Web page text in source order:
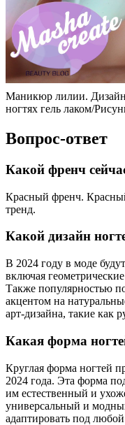
Маникюр лилии. Дизайн
ногтях гель лаком/
Вопрос-ответ
Какой френч
Красный френч.
тренд.
Какой дизайн
В 2024 году в моде
включая
Также популярностью
акцентом на
арт-дизайна, такие как
Какая форма
Круглая форма ногтей
2024 года. Эта форма
им естественный и
универсальный и
адаптировать под любой